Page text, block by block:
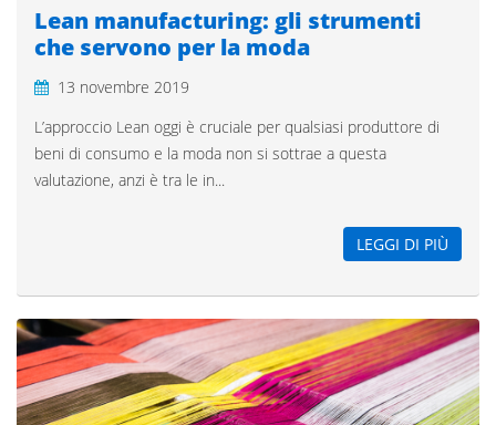
Lean manufacturing: gli strumenti
che servono per la moda
13 novembre 2019
L’approccio Lean oggi è cruciale per qualsiasi produttore di
beni di consumo e la moda non si sottrae a questa
valutazione, anzi è tra le in...
LEGGI DI PIÙ